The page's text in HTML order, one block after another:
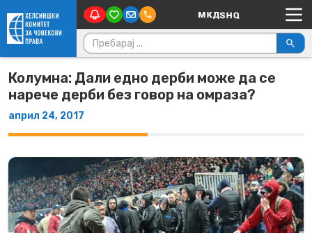
Skip to content Main Navigation
Пребарувај за:
Колумна: Дали едно дерби може да се
нарече дерби без говор на омраза?
април 24, 2017